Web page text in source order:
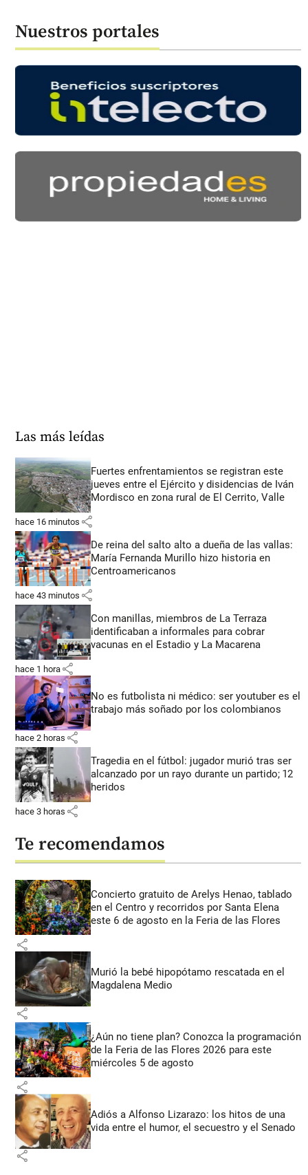
Nuestros portales
Las más leídas
Fuertes enfrentamientos se registran este
jueves entre el Ejército y disidencias de Iván
Mordisco en zona rural de El Cerrito, Valle
hace 16 minutos share
De reina del salto alto a dueña de las vallas:
María Fernanda Murillo hizo historia en
Centroamericanos
hace 43 minutos share
Con manillas, miembros de La Terraza
identificaban a informales para cobrar
vacunas en el Estadio y La Macarena
hace 1 hora share
No es futbolista ni médico: ser youtuber es el
trabajo más soñado por los colombianos
hace 2 horas share
Tragedia en el fútbol: jugador murió tras ser
alcanzado por un rayo durante un partido; 12
heridos
hace 3 horas share
Te recomendamos
Concierto gratuito de Arelys Henao, tablado
en el Centro y recorridos por Santa Elena
este 6 de agosto en la Feria de las Flores
share
Murió la bebé hipopótamo rescatada en el
Magdalena Medio
share
¿Aún no tiene plan? Conozca la programación
de la Feria de las Flores 2026 para este
miércoles 5 de agosto
share
Adiós a Alfonso Lizarazo: los hitos de una
vida entre el humor, el secuestro y el Senado
share